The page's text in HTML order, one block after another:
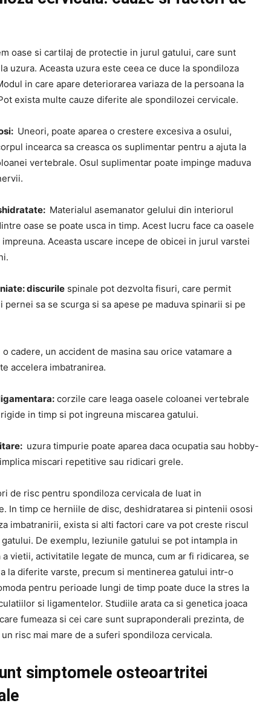
oase si cartilaj de protectie in jurul gatului, care sunt
uzura. Aceasta uzura este ceea ce duce la spondiloza
in care apare deteriorarea variaza de la persoana la
exista multe cauze diferite ale spondilozei cervicale.
Uneori, poate aparea o crestere excesiva a osului,
incearca sa creasca os suplimentar pentru a ajuta la
vertebrale. Osul suplimentar poate impinge maduva
Materialul asemanator gelului din interiorul
oase se poate usca in timp. Acest lucru face ca oasele
Aceasta uscare incepe de obicei in jurul varstei
discurile spinale pot dezvolta fisuri, care permit
pernei sa se scurga si sa apese pe maduva spinarii si pe
o cadere, un accident de masina sau orice vatamare a
accelera imbatranirea.
corzile care leaga oasele coloanei vertebrale
in timp si pot ingreuna miscarea gatului.
uzura timpurie poate aparea daca ocupatia sau hobby-
miscari repetitive sau ridicari grele.
de risc pentru spondiloza cervicala de luat in
In timp ce herniile de disc, deshidratarea si pintenii ososi
imbatranirii, exista si alti factori care va pot creste riscul
De exemplu, leziunile gatului se pot intampla in
a vietii, activitatile legate de munca, cum ar fi ridicarea, se
la diferite varste, precum si mentinerea gatului intr-o
pentru perioade lungi de timp poate duce la stres la
si ligamentelor. Studiile arata ca si genetica joaca
fumeaza si cei care sunt supraponderali prezinta, de
risc mai mare de a suferi spondiloza cervicala.
simptomele osteoartritei